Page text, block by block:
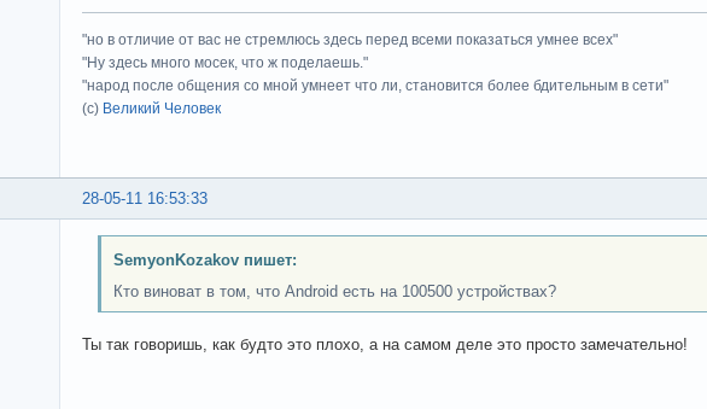
"но в отличие от вас не стремлюсь здесь перед всеми показаться умнее всех"
"Ну здесь много мосек, что ж поделаешь."
"народ после общения со мной умнеет что ли, становится более бдительным в сети"
(с) Великий Человек
28-05-11 16:53:33
SemyonKozakov пишет:
Кто виноват в том, что Android есть на 100500 устройствах?
Ты так говоришь, как будто это плохо, а на самом деле это просто замечательно!